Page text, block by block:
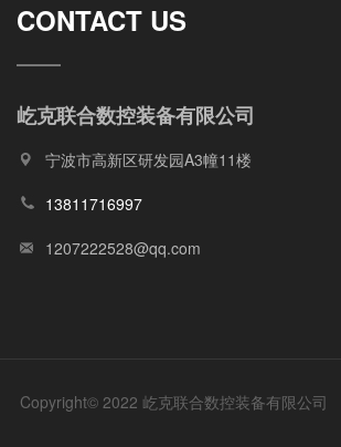
CONTACT US
屹克联合数控装备有限公司
宁波市高新区研发园A3幢11楼
13811716997
1207222528@qq.com
Copyright© 2022 屹克联合数控装备有限公司